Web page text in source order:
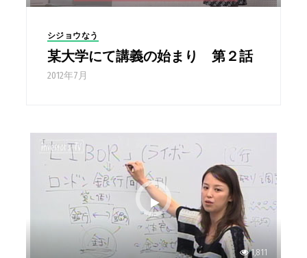
シジョウなう
某大学にて講義の始まり 第２話
2012年7月
1,811